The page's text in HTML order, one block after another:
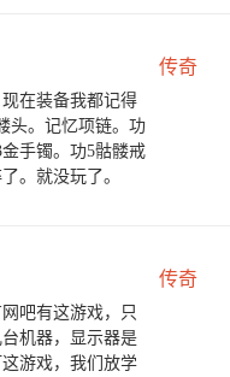
传奇
在装备我都记得
头。记忆项链。功
手镯。功5骷髅戒
。就没玩了。
传奇
吧有这游戏，只
机器，显示器是
游戏，我们放学